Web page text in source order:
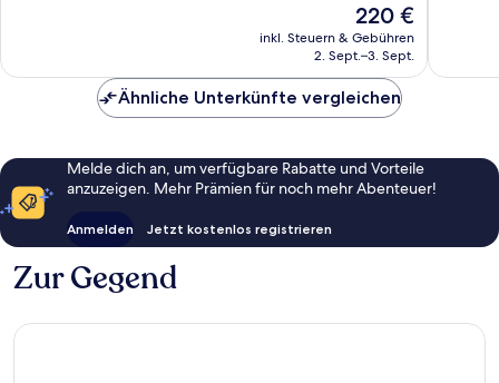
Der
Preis
beträgt
220 €
inkl. Steuern & Gebühren
2. Sept.–3. Sept.
Ähnliche Unterkünfte vergleichen
Melde dich an, um verfügbare Rabatte und Vorteile
anzuzeigen. Mehr Prämien für noch mehr Abenteuer!
Anmelden Jetzt kostenlos registrieren
Zur Gegend